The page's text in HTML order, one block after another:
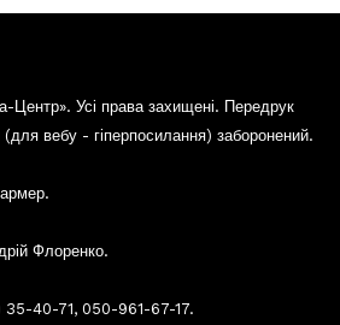
Центр». Усі права захищені. Передрук
(для вебу - гіперпосилання) заборонений.
Флоренко.
35-40-71, 050-961-67-17.